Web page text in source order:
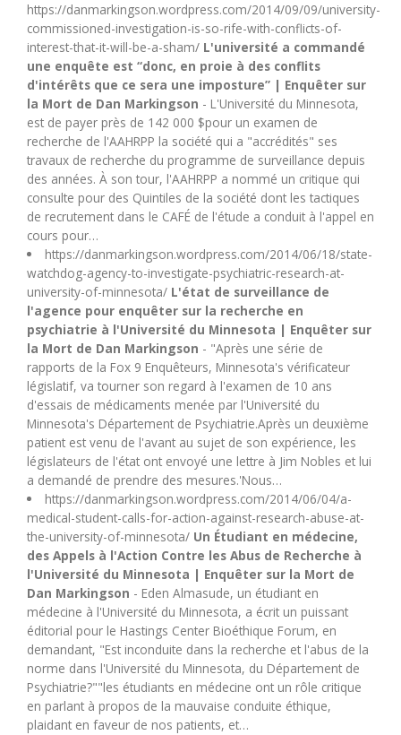
https://danmarkingson.wordpress.com/2014/09/09/university-
commissioned-investigation-is-so-rife-with-conflicts-of-
interest-that-it-will-be-a-sham/ L'université a commandé
une enquête est “donc, en proie à des conflits
d'intérêts que ce sera une imposture” | Enquêter sur
la Mort de Dan Markingson - L'Université du Minnesota,
est de payer près de 142 000 $pour un examen de
recherche de l'AAHRPP la société qui a "accrédités" ses
travaux de recherche du programme de surveillance depuis
des années. À son tour, l'AAHRPP a nommé un critique qui
consulte pour des Quintiles de la société dont les tactiques
de recrutement dans le CAFÉ de l'étude a conduit à l'appel en
cours pour…
https://danmarkingson.wordpress.com/2014/06/18/state-
watchdog-agency-to-investigate-psychiatric-research-at-
university-of-minnesota/ L'état de surveillance de
l'agence pour enquêter sur la recherche en
psychiatrie à l'Université du Minnesota | Enquêter sur
la Mort de Dan Markingson - "Après une série de
rapports de la Fox 9 Enquêteurs, Minnesota's vérificateur
législatif, va tourner son regard à l'examen de 10 ans
d'essais de médicaments menée par l'Université du
Minnesota's Département de Psychiatrie.Après un deuxième
patient est venu de l'avant au sujet de son expérience, les
législateurs de l'état ont envoyé une lettre à Jim Nobles et lui
a demandé de prendre des mesures.'Nous…
https://danmarkingson.wordpress.com/2014/06/04/a-
medical-student-calls-for-action-against-research-abuse-at-
the-university-of-minnesota/ Un Étudiant en médecine,
des Appels à l'Action Contre les Abus de Recherche à
l'Université du Minnesota | Enquêter sur la Mort de
Dan Markingson - Eden Almasude, un étudiant en
médecine à l'Université du Minnesota, a écrit un puissant
éditorial pour le Hastings Center Bioéthique Forum, en
demandant, "Est inconduite dans la recherche et l'abus de la
norme dans l'Université du Minnesota, du Département de
Psychiatrie?""les étudiants en médecine ont un rôle critique
en parlant à propos de la mauvaise conduite éthique,
plaidant en faveur de nos patients, et…